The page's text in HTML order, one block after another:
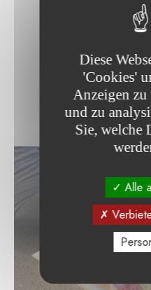
Diese
'Cookies'
Anzeigen zu
und zu
Sie, welche
Alle